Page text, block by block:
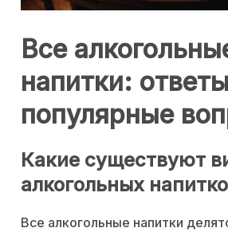
Все
напитки:
популярные
Какие существуют
алкогольных
Все алкогольные напитки